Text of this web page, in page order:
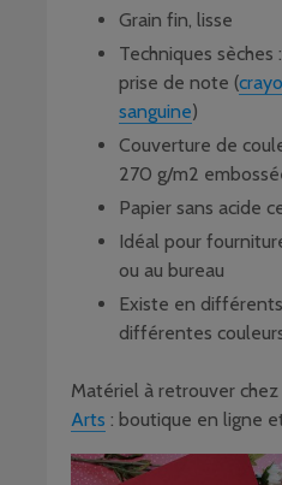
Grain fin, lisse
Techniques sèches
prise de note (
sanguine)
Couverture de
270 g/m2
Papier sans acide
Idéal pour
ou au bureau
Existe en
différentes
Matériel à retrouver chez
Arts : boutique en ligne